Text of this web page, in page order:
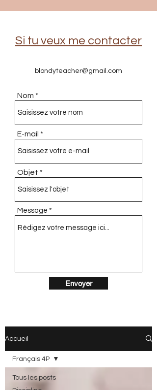
Si tu veux me contacter
blondyteacher@gmail.com
Nom
E-mail
Objet
Message
Envoyer
Accueil
Tous les posts
Français 4P